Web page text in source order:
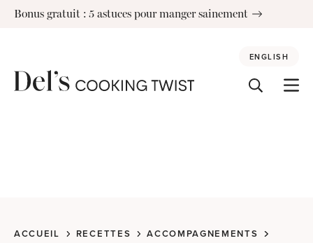
SkipBonus gratuit : 5 astuces pour manger sainement
ENGLISH
ACCUEIL RECETTES
ACCOMPAGNEMENTS